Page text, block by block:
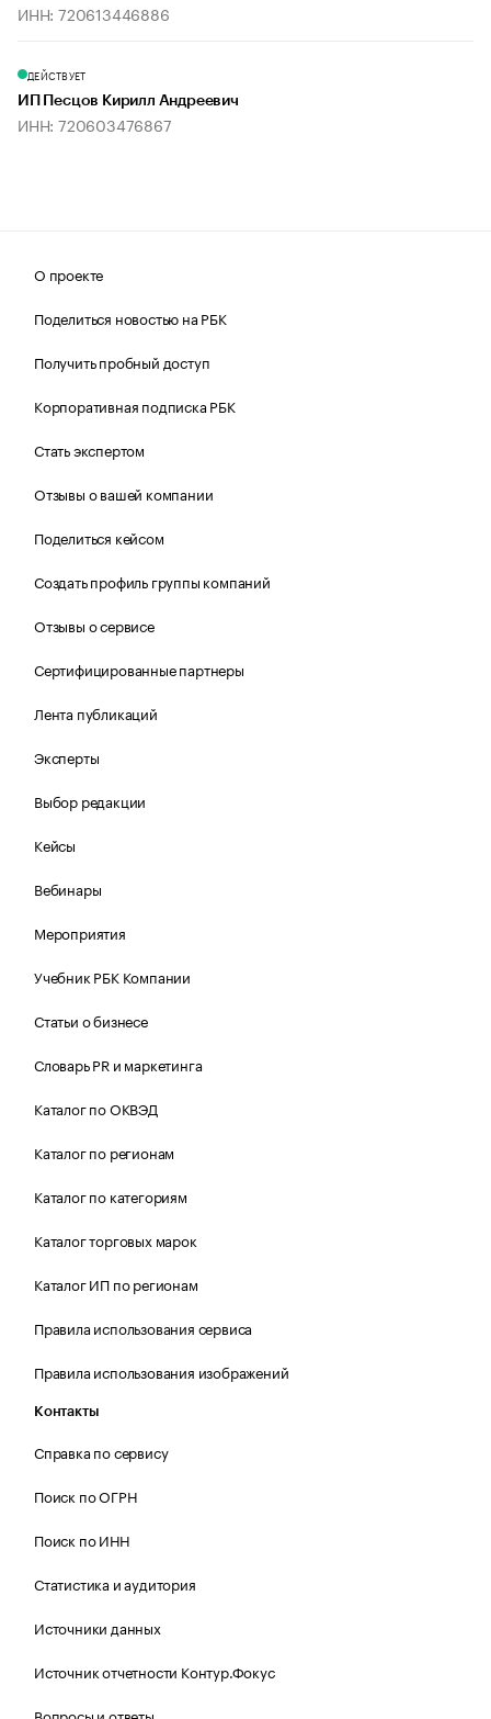
ИНН: 720613446886
ДЕЙСТВУЕТ
ИП Песцов Кирилл Андреевич
ИНН: 720603476867
О проекте
Поделиться новостью на РБК
Получить пробный доступ
Корпоративная подписка РБК
Стать экспертом
Отзывы о вашей компании
Поделиться кейсом
Создать профиль группы компаний
Отзывы о сервисе
Сертифицированные партнеры
Лента публикаций
Эксперты
Выбор редакции
Кейсы
Вебинары
Мероприятия
Учебник РБК Компании
Статьи о бизнесе
Словарь PR и маркетинга
Каталог по ОКВЭД
Каталог по регионам
Каталог по категориям
Каталог торговых марок
Каталог ИП по регионам
Правила использования сервиса
Правила использования изображений
Контакты
Справка по сервису
Поиск по ОГРН
Поиск по ИНН
Статистика и аудитория
Источники данных
Источник отчетности Контур.Фокус